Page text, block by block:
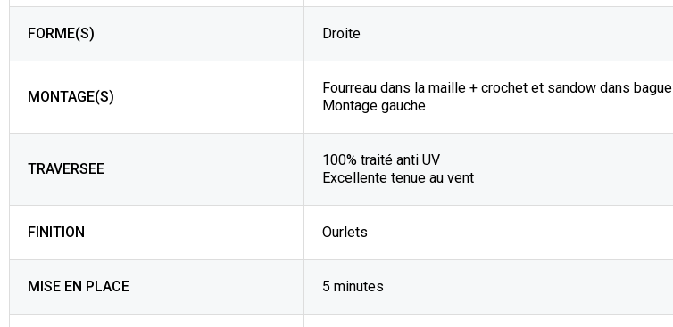
FORME(S) Droite
MONTAGE(S)
Fourreau dans la maille + crochet et sandow dans bague
Montage gauche
TRAVERSEE
100% traité anti UV
Excellente tenue au vent
FINITION Ourlets
MISE EN PLACE 5 minutes